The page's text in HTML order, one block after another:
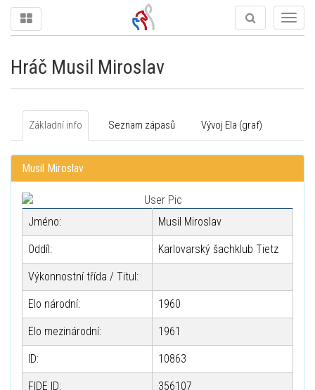
Hráč Musil Miroslav
Základní info Seznam zápasů Vývoj Ela (graf)
Musil Miroslav
Jméno: Musil Miroslav
Oddíl: Karlovarský šachklub Tietz
Výkonnostní třída / Titul:
Elo národní: 1960
Elo mezinárodní: 1961
ID: 10863
FIDE ID: 356107